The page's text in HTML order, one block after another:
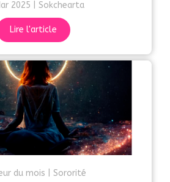
2025 Sokchearta
Lire l'article
du mois Sororité